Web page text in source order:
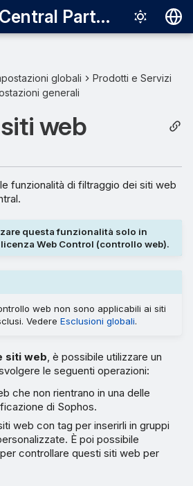
Sophos Central Partner
English
中文（繁體）
globali
Prodotti e Servizi
generali
web
funzionalità di filtraggio dei siti web
questa funzionalità solo in
Web Control (controllo web).
web non sono applicabili ai siti
Vedere Esclusioni globali.
siti web, è possibile utilizzare un
le seguenti operazioni:
che non rientrano in una delle
di Sophos.
web con tag per inserirli in gruppi
È poi possibile
controllare questi siti web per